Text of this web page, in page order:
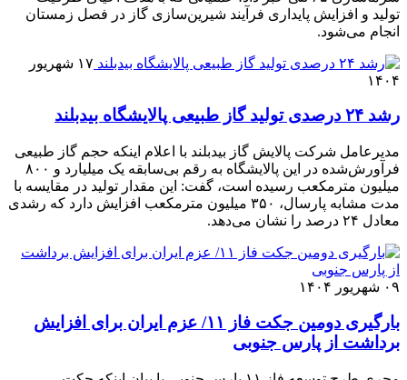
تولید و افزایش پایداری فرآیند شیرین‌سازی گاز در فصل زمستان
انجام می‌شود.
۱۷ شهریور
۱۴۰۴
رشد ۲۴ درصدی تولید گاز طبیعی پالایشگاه بیدبلند
مدیرعامل شرکت پالایش گاز بیدبلند با اعلام اینکه حجم گاز طبیعی
فرآورش‌شده در این پالایشگاه به رقم بی‌سابقه یک میلیارد و ۸۰۰
میلیون مترمکعب رسیده است، گفت: این مقدار تولید در مقایسه با
مدت مشابه پارسال، ۳۵۰ میلیون مترمکعب افزایش دارد که رشدی
معادل ۲۴ درصد را نشان می‌دهد.
۰۹ شهریور ۱۴۰۴
بارگیری دومین جکت فاز ۱۱/ عزم ایران برای افزایش
برداشت از پارس جنوبی